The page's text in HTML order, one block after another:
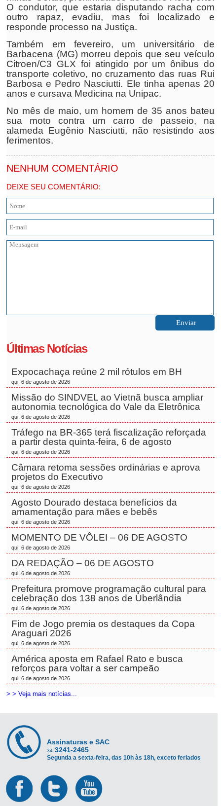
O condutor, que estaria disputando racha com
outro rapaz, evadiu, mas foi localizado e
responde processo na Justiça.
Também em fevereiro, um universitário de
Barbacena (MG) morreu depois que seu veículo
Citroen/C3 GLX foi atingido por um ônibus do
transporte coletivo, no cruzamento das ruas Rui
Barbosa e Pedro Nasciutti. Ele tinha apenas 20
anos e cursava Medicina na Unipac.
No mês de maio, um homem de 35 anos bateu
sua moto contra um carro de passeio, na
alameda Eugênio Nasciutti, não resistindo aos
ferimentos.
NENHUM COMENTÁRIO
DEIXE SEU COMENTÁRIO:
Últimas Notícias
Expocachaça reúne 2 mil rótulos em BH
qui, 6 de agosto de 2026
Missão do SINDVEL ao Vietnã busca ampliar
autonomia tecnológica do Vale da Eletrônica
qui, 6 de agosto de 2026
Tráfego na BR-365 terá fiscalização reforçada
a partir desta quinta-feira, 6 de agosto
qui, 6 de agosto de 2026
Câmara retoma sessões ordinárias e aprova
projetos do Executivo
qui, 6 de agosto de 2026
Agosto Dourado destaca benefícios da
amamentação para mães e bebês
qui, 6 de agosto de 2026
MOMENTO DE VÔLEI – 06 DE AGOSTO
qui, 6 de agosto de 2026
DA REDAÇÃO – 06 DE AGOSTO
qui, 6 de agosto de 2026
Prefeitura promove programação cultural para
celebração dos 138 anos de Uberlândia
qui, 6 de agosto de 2026
Fim de Jogo premia os destaques da Copa
Araguari 2026
qui, 6 de agosto de 2026
América aposta em Rafael Rato e busca
reforços para voltar a ser campeão
qui, 6 de agosto de 2026
> > Veja mais notícias...
Assinaturas e SAC
34 3241-2465
Segunda a sexta-feira, das 10h às 18h, exceto feriados